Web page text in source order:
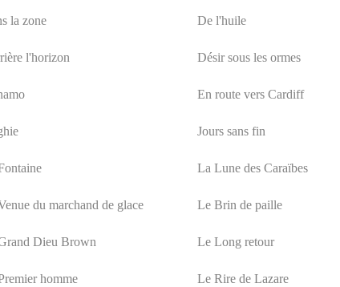
la zone De l'huile
l'horizon Désir sous les ormes
En route vers Cardiff
Jours sans fin
La Lune des Caraïbes
du marchand de glace Le Brin de paille
Dieu Brown Le Long retour
homme Le Rire de Lazare